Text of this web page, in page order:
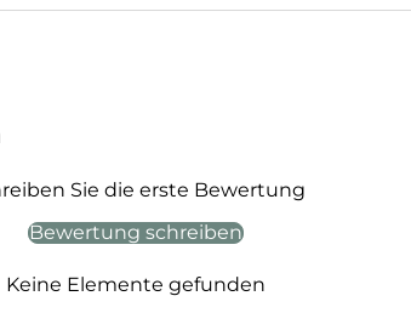
Sie die erste Bewertung
Bewertung schreiben
Keine Elemente gefunden